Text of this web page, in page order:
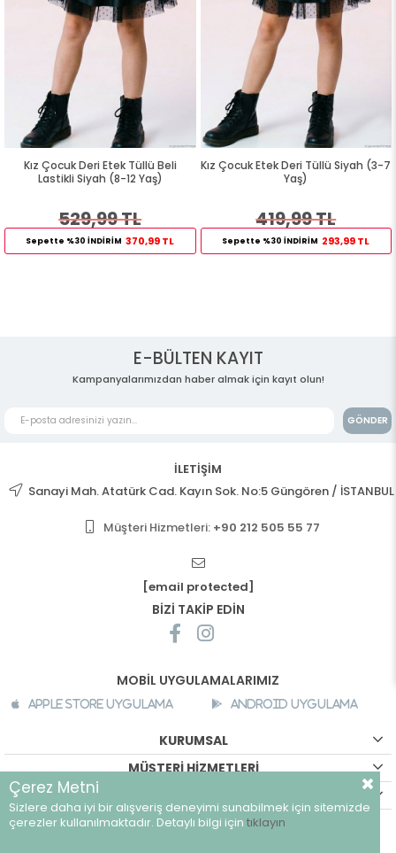
Kız Çocuk Deri Etek Tüllü Beli
Lastikli Siyah (8-12 Yaş)
529,99 TL
Sepette %30 İNDİRİM 370,99 TL
Kız Çocuk Etek Deri Tüllü Siyah (3-7
Yaş)
419,99 TL
Sepette %30 İNDİRİM 293,99 TL
E-BÜLTEN KAYIT
Kampanyalarımızdan haber almak için kayıt olun!
GÖNDER
İLETİŞİM
Sanayi Mah. Atatürk Cad. Kayın Sok. No:5 Güngören / İSTANBUL
Müşteri Hizmetleri: +90 212 505 55 77
[email protected]
BİZİ TAKİP EDİN
MOBİL UYGULAMALARIMIZ
Apple Store Uygulama Android Uygulama
KURUMSAL
MÜŞTERİ HİZMETLERİ
©breeze.com.tr - Tüm hakları saklıdır.
Çerez Metni
Sizlere daha iyi bir alışveriş deneyimi sunabilmek için sitemizde
çerezler kullanılmaktadır. Detaylı bilgi için tıklayın